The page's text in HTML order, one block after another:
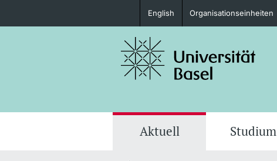
Studieninteressierte
English Organisationseinheiten
Aktuell Studium